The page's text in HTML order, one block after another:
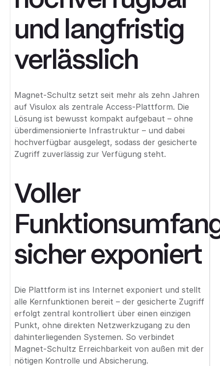
und langfristig
verlässlich
Magnet-Schultz setzt seit mehr als zehn Jahren
auf Visulox als zentrale Access-Plattform. Die
Lösung ist bewusst kompakt aufgebaut – ohne
überdimensionierte Infrastruktur – und dabei
hochverfügbar ausgelegt, sodass der gesicherte
Zugriff zuverlässig zur Verfügung steht.
Voller
sicher exponiert
Die Plattform ist ins Internet exponiert und stellt
alle Kernfunktionen bereit – der gesicherte Zugriff
erfolgt zentral kontrolliert über einen einzigen
Punkt, ohne direkten Netzwerkzugang zu den
dahinterliegenden Systemen. So verbindet
Magnet-Schultz Erreichbarkeit von außen mit der
nötigen Kontrolle und Absicherung.